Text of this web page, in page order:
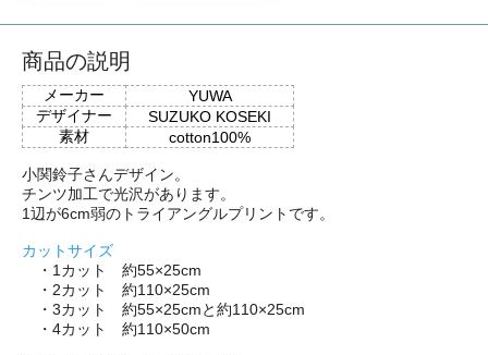
商品の説明
メーカー
YUWA
デザイナー
SUZUKO KOSEKI
素材
cotton100%
小関鈴子さんデザイン。
チンツ加工で光沢があります。
1辺が6cm弱のトライアングルプリントです。
カットサイズ
・1カット 約55×25cm
・2カット 約110×25cm
・3カット 約55×25cmと約110×25cm
・4カット 約110×50cm